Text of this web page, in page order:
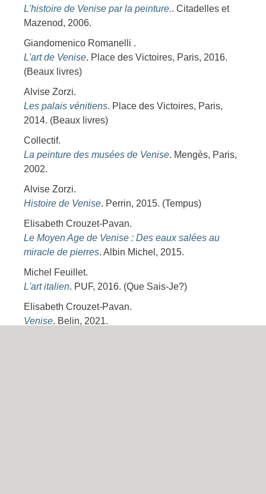
L'histoire de Venise par la peinture.. Citadelles et
Mazenod, 2006.
Giandomenico Romanelli .
L'art de Venise. Place des Victoires, Paris, 2016.
(Beaux livres)
Alvise Zorzi.
Les palais vénitiens. Place des Victoires, Paris,
2014. (Beaux livres)
Collectif.
La peinture des musées de Venise. Mengès, Paris,
2002.
Alvise Zorzi.
Histoire de Venise. Perrin, 2015. (Tempus)
Elisabeth Crouzet-Pavan.
Le Moyen Age de Venise : Des eaux salées au
miracle de pierres. Albin Michel, 2015.
Michel Feuillet.
L'art italien. PUF, 2016. (Que Sais-Je?)
Elisabeth Crouzet-Pavan.
Venise. Belin, 2021.